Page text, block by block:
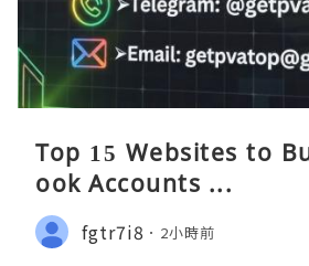
Top 15 Websites to
ook Accounts ...
fgtr7i8 2小時前